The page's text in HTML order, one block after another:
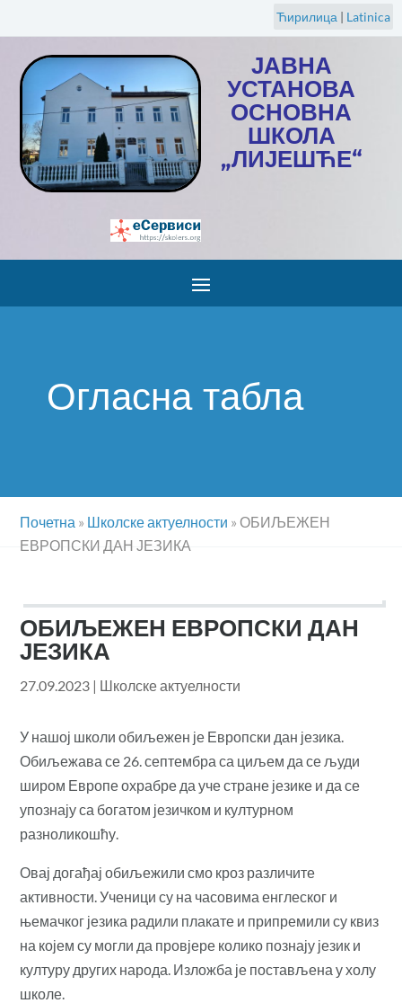
Ћирилица | Latinica
ЈАВНА
УСТАНОВА
ОСНОВНА
ШКОЛА
„ЛИЈЕШЋЕ“
Огласна табла
Почетна » Школске актуелности »ОБИЉЕЖЕН
ЕВРОПСКИ ДАН ЈЕЗИКА
ОБИЉЕЖЕН ЕВРОПСКИ ДАН
ЈЕЗИКА
27.09.2023 | Школске актуелности
У нашој школи обиљежен је Европски дан језика.
Обиљежава се 26. септембра са циљем да се људи
широм Европе охрабре да уче стране језике и да се
упознају са богатом језичком и културном
разноликошћу.
Овај догађај обиљежили смо кроз различите
активности. Ученици су на часовима енглеског и
њемачког језика радили плакате и припремили су квиз
на којем су могли да провјере колико познају језик и
културу других народа. Изложба је постављена у холу
школе.